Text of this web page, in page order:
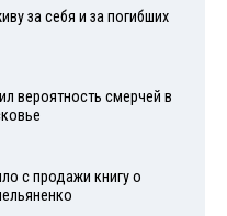
за себя и за погибших
вероятность смерчей в
с продажи книгу о